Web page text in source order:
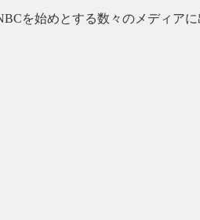
を始めとする数々のメディアに